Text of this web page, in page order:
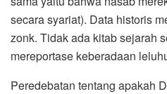
secara syariat). Data historis
zonk. Tidak ada kitab sejarah
mereportase keberadaan
Peredebatan tentang apakah